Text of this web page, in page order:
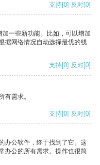
支持[0] 反对[0]
一些新功能。比如，可以增加
据网络情况自动选择最优的线
支持[0] 反对[0]
有需求。
支持[0] 反对[0]
办公软件，终于找到了它。这
办公的所有需求。操作也很简